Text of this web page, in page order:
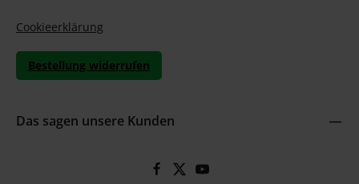
Cookieerklärung
Bestellung widerrufen
Das sagen unsere Kunden